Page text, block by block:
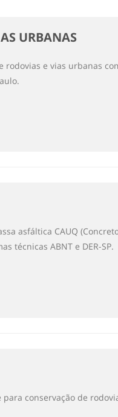
URBANAS
rodovias e vias urbanas
asfáltica CAUQ
técnicas ABNT e DER-SP.
conservação de